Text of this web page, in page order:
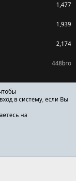
1,477
1,939
2,174
448bro
в систему, если Вы
на